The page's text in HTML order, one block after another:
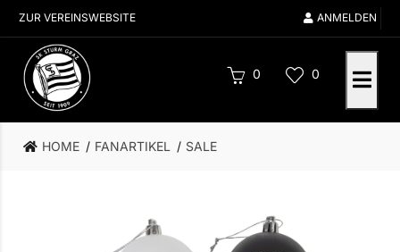
ZUR VEREINSWEBSITE ANMELDEN
0 0
HOME FANARTIKEL SALE